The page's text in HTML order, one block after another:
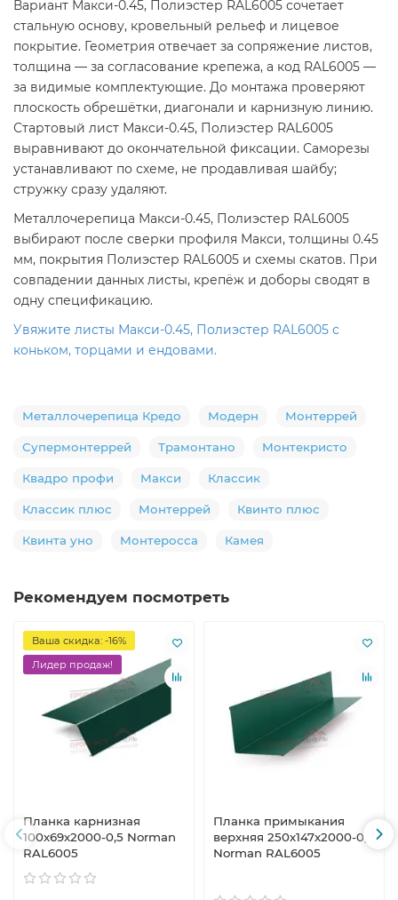
Вариант Макси-0.45, Полиэстер RAL6005 сочетает
стальную основу, кровельный рельеф и лицевое
покрытие. Геометрия отвечает за сопряжение листов,
толщина — за согласование крепежа, а код RAL6005 —
за видимые комплектующие. До монтажа проверяют
плоскость обрешётки, диагонали и карнизную линию.
Стартовый лист Макси-0.45, Полиэстер RAL6005
выравнивают до окончательной фиксации. Саморезы
устанавливают по схеме, не продавливая шайбу;
стружку сразу удаляют.
Металлочерепица Макси-0.45, Полиэстер RAL6005
выбирают после сверки профиля Макси, толщины 0.45
мм, покрытия Полиэстер RAL6005 и схемы скатов. При
совпадении данных листы, крепёж и доборы сводят в
одну спецификацию.
Увяжите листы Макси-0.45, Полиэстер RAL6005 с
коньком, торцами и ендовами.
Металлочерепица Кредо Модерн Монтеррей
Супермонтеррей Трамонтано Монтекристо
Квадро профи Макси Классик
Классик плюс Монтеррей Квинто плюс
Квинта уно Монтеросса Камея
Рекомендуем посмотреть
Ваша скидка: -16%
Лидер продаж!
Планка карнизная
100х69х2000-0,5 Norman
RAL6005
Планка примыкания
верхняя 250х147х2000-0,5
Norman RAL6005